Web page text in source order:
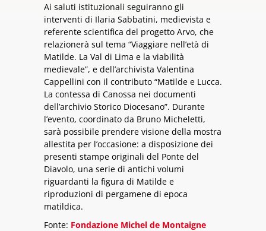
Ai saluti istituzionali seguiranno gli
interventi di Ilaria Sabbatini, medievista e
referente scientifica del progetto Arvo, che
relazionerà sul tema “Viaggiare nell’età di
Matilde. La Val di Lima e la viabilità
medievale”, e dell’archivista Valentina
Cappellini con il contributo “Matilde e Lucca.
La contessa di Canossa nei documenti
dell’archivio Storico Diocesano”. Durante
l’evento, coordinato da Bruno Micheletti,
sarà possibile prendere visione della mostra
allestita per l’occasione: a disposizione dei
presenti stampe originali del Ponte del
Diavolo, una serie di antichi volumi
riguardanti la figura di Matilde e
riproduzioni di pergamene di epoca
matildica.
Fonte: Fondazione Michel de Montaigne